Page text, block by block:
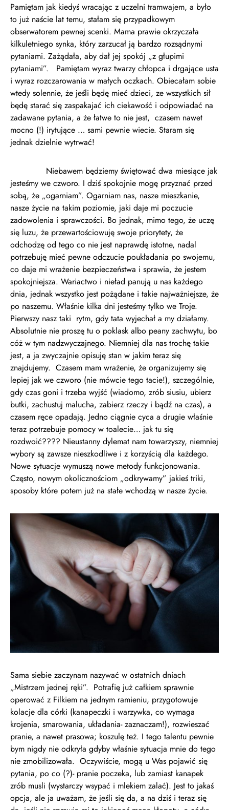
Pamiętam jak kiedyś wracając z uczelni tramwajem, a było
to już naście lat temu, stałam się przypadkowym
obserwatorem pewnej scenki. Mama prawie okrzyczała
kilkuletniego synka, który zarzucał ją bardzo rozsądnymi
pytaniami. Zażądała, aby dał jej spokój „z głupimi
pytaniami”. Pamiętam wyraz twarzy chłopca i drgające usta
i wyraz rozczarowania w małych oczkach. Obiecałam sobie
wtedy solennie, że jeśli będę mieć dzieci, ze wszystkich sił
będę starać się zaspakajać ich ciekawość i odpowiadać na
zadawane pytania, a że łatwe to nie jest, czasem nawet
mocno (!) irytujące … sami pewnie wiecie. Staram się
jednak dzielnie wytrwać!
Niebawem będziemy świętować dwa miesiące jak
jesteśmy we czworo. I dziś spokojnie mogę przyznać przed
sobą, że „ogarniam”. Ogarniam nas, nasze mieszkanie,
nasze życie na takim poziomie, jaki daje mi poczucie
zadowolenia i sprawczości. Bo jednak, mimo tego, że uczę
się luzu, że przewartościowuję swoje priorytety, że
odchodzę od tego co nie jest naprawdę istotne, nadal
potrzebuję mieć pewne odczucie poukładania po swojemu,
co daje mi wrażenie bezpieczeństwa i sprawia, że jestem
spokojniejsza. Wariactwo i nieład panują u nas każdego
dnia, jednak wszystko jest pożądane i takie najważniejsze, że
po naszemu. Właśnie kilka dni jesteśmy tylko we Troje.
Pierwszy nasz taki rytm, gdy tata wyjechał a my działamy.
Absolutnie nie proszę tu o poklask albo peany zachwytu, bo
cóż w tym nadzwyczajnego. Niemniej dla nas trochę takie
jest, a ja zwyczajnie opisuję stan w jakim teraz się
znajdujemy. Czasem mam wrażenie, że organizujemy się
lepiej jak we czworo (nie mówcie tego tacie!), szczególnie,
gdy czas goni i trzeba wyjść (wiadomo, zrób siusiu, ubierz
butki, zachustuj malucha, zabierz rzeczy i bądź na czas), a
czasem ręce opadają. Jedno ciągnie cyca a drugie właśnie
teraz potrzebuje pomocy w toalecie… jak tu się
rozdwoić???? Nieustanny dylemat nam towarzyszy, niemniej
wybory są zawsze nieszkodliwe i z korzyścią dla każdego.
Nowe sytuacje wymuszą nowe metody funkcjonowania.
Często, nowym okolicznościom „odkrywamy” jakieś triki,
sposoby które potem już na stałe wchodzą w nasze życie.
Sama siebie zaczynam nazywać w ostatnich dniach
„Mistrzem jednej ręki”. Potrafię już całkiem sprawnie
operować z Filkiem na jednym ramieniu, przygotowuje
kolacje dla córki (kanapeczki i warzywka, co wymaga
krojenia, smarowania, układania- zaznaczam!), rozwieszać
pranie, a nawet prasowa; koszulę też. I tego talentu pewnie
bym nigdy nie odkryła gdyby właśnie sytuacja mnie do tego
nie zmobilizowała. Oczywiście, mogą u Was pojawić się
pytania, po co (?)- pranie poczeka, lub zamiast kanapek
zrób musli (wystarczy wsypać i mlekiem zalać). Jest to jakaś
opcja, ale ja uważam, że jeśli się da, a na dziś i teraz się